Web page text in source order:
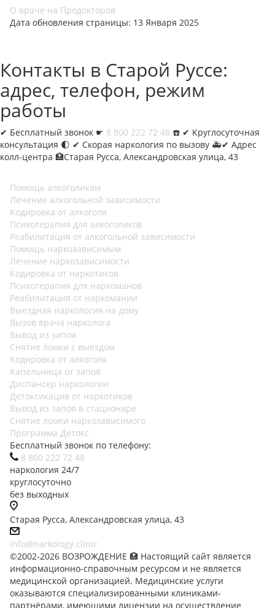
О враче на Продокторов
Дата обновления страницы: 13 Января 2025
Контакты в Старой Руссе:
адрес, телефон, режим
работы
✔︎ Бесплатный звонок ☛ 8 800 222 72 48 ☎️ ✔︎ Круглосуточная
консультация 🌓 ✔︎ Скорая наркология по вызову 🚑✔︎ Адрес
колл-центра 🏥Старая Русса, Александровская улица, 43
Помощь алкоголикам
Лечение алкогольной зависимости
Кодировка от алкоголя
Психотерапия для алкоголиков
Реабилитация от алкогольной зависимости
Помощь наркозависимым
Лечение наркозависимости
Кодировка от наркотиков
Психотерапия для наркоманов
Реабилитация от наркомании
Выездная наркология на дому
Вызов врача нарколога
Вывод из запоя
Снятие ломки с выездом
Кодировка от алкоголя
Капельница от запоя
Диспансер наркологии
Детоксикация от наркотиков
Вывод из запоя в стационаре
Снятие ломки наркозависимого
Программа Детокс
Бесплатный звонок по телефону:
8 800 222 72 48
наркология 24/7
круглосуточно
без выходных
Старая Русса, Александровская улица, 43
info@narkology.clinic
©2002-2026 ВОЗРОЖДЕНИЕ 🏥 Настоящий сайт является
информационно-справочным ресурсом и не является
медицинской организацией. Медицинские услуги
оказываются специализированными клиниками-
партнёрами, имеющими лицензии на осуществление